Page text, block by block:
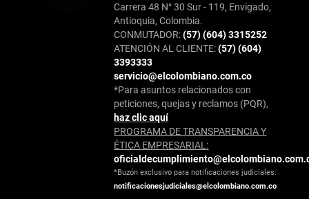
Carrera 48 N° 30 Sur - 119, Envigado,
Antioquia, Colombia.
CONMUTADOR:(57) (604) 3315252
ATENCIÓN AL CLIENTE:(57) (604)
3393333
servicio@elcolombiano.com.co
*Para asuntos relacionados con
peticiones, quejas y reclamos (PQR),
haz clic aquí
PROGRAMA DE TRANSPARENCIA Y
ÉTICA EMPRESARIAL:
*Buzón exclusivo para notificaciones judiciales:
notificacionesjudiciales@elcolombiano.com.co